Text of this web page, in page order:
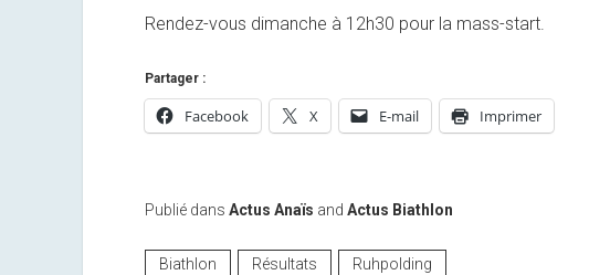
Rendez-vous dimanche à 12h30 pour la mass-start.
Partager :
Facebook X E-mail Imprimer
Publié dans Actus Anaïs and Actus Biathlon
Biathlon Résultats Ruhpolding